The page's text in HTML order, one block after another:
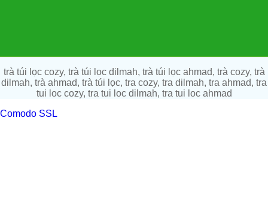
trà túi lọc cozy, trà túi lọc dilmah, trà túi lọc ahmad, trà cozy, trà
dilmah, trà ahmad, trà túi lọc, tra cozy, tra dilmah, tra ahmad, tra
tui loc cozy, tra tui loc dilmah, tra tui loc ahmad
Comodo SSL